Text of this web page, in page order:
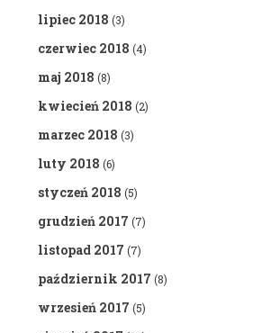
lipiec 2018 (3)
czerwiec 2018 (4)
maj 2018 (8)
kwiecień 2018 (2)
marzec 2018 (3)
luty 2018 (6)
styczeń 2018 (5)
grudzień 2017 (7)
listopad 2017 (7)
październik 2017 (8)
wrzesień 2017 (5)